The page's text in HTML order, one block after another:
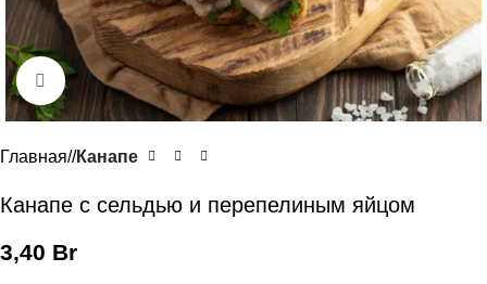
Нажмите, чтобы увеличить
Главная/ Канапе
Канапе с сельдью и перепелиным яйцом
3,40 Br